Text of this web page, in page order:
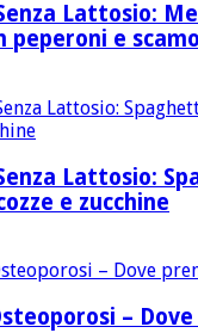
Lattosio:
peperoni e
Lattosio:
e zucchine
–